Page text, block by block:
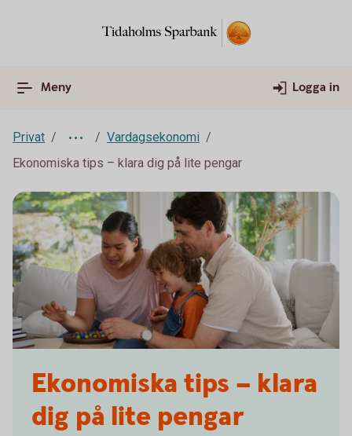
Meny Logga in
Privat
Vardagsekonomi
Ekonomiska tips – klara dig på lite pengar
Ekonomiska tips – klara
dig på lite pengar